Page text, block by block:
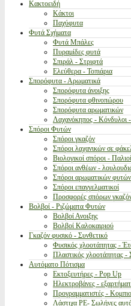
Κακτοειδή
Κάκτοι
Παχύφυτα
Φυτά Σχήματα
Φυτά Μπάλες
Πυραμίδες φυτά
Σπιράλ - Στριφτά
Ελεύθερα - Τοπιάρια
Σπορόφυτα - Αρωματικά
Σπορόφυτα άνοιξης
Σπορόφυτα φθινοπώρου
Σπορόφυτα αρωματικών
Λαχανόκηπος - Κόνδυλοι
Σπόροι Φυτών
Σπόροι γκαζόν
Σπόροι λαχανικών σε
Βιολογικοί σπόροι -
Σπόροι ανθέων -
Σπόροι αρωματικών
Σπόροι επαγγελματικοί
Προσφορές σπόρων
Βολβοί - Ριζώματα Φυτών
Βολβοί Ανοιξης
Βολβοί Καλοκαιριού
Γκαζόν φυσικό - Συνθετικό
Φυσικός χλοοτάπητας -
Πλαστικός χλοοτάπητας -
Αυτόματο Πότισμα
Εκτοξευτήρες - Pop Up
Ηλεκτροβάνες -
Προγραμματιστές -
Λάστιχα PE- Σωλήνες